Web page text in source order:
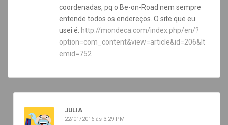
coordenadas, pq o Be-on-Road nem sempre
entende todos os endereços. O site que eu
usei é: http://mondeca.com/index.php/en/?
option=com_content&view=article&id=206&It
emid=752
JULIA
22/01/2016 às 3:29 PM